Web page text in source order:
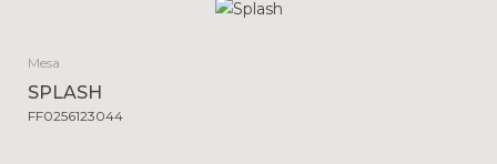
Mesa
SPLASH
FF0256123044